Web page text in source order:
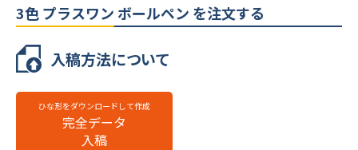
名入れ箇所
側面
3色 プラスワン ボールペン を注文する
入稿方法について
ひな形をダウンロードして作成
完全データ
入稿